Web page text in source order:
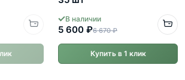
В наличии
5 600 ₽6 670 ₽
Купить в 1 клик